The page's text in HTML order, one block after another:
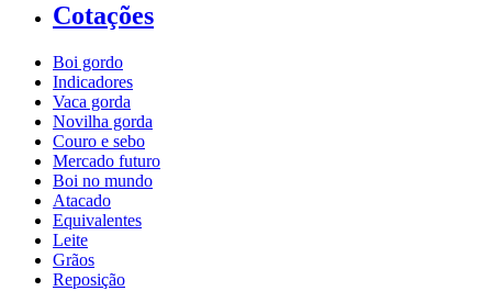
Cotações
Boi gordo
Indicadores
Vaca gorda
Novilha gorda
Couro e sebo
Mercado futuro
Boi no mundo
Atacado
Equivalentes
Leite
Grãos
Reposição